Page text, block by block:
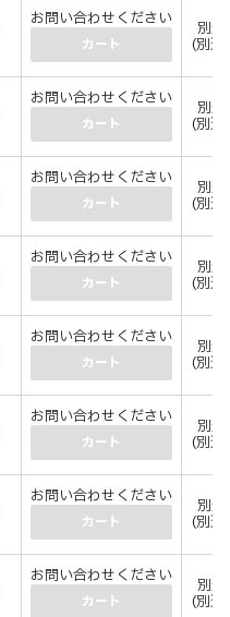
お問い合わせください
カート
別途
(別途
お問い合わせください
カート
別途
(別途
お問い合わせください
カート
別途
(別途
お問い合わせください
カート
別途
(別途
お問い合わせください
カート
別途
(別途
お問い合わせください
カート
別途
(別途
お問い合わせください
カート
別途
(別途
お問い合わせください
カート
別途
(別途